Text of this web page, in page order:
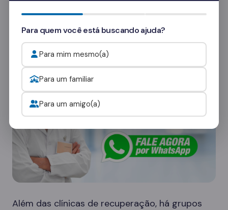
Onde procurar ajuda para o alcoolismo?
Além das clínicas de recuperação, há grupos
Para quem você está buscando ajuda?
Para mim mesmo(a)
Para um familiar
Para um amigo(a)